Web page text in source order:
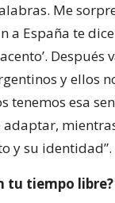
Me
a España te
Después
y ellos
tenemos esa
adaptar,
y su identidad”.
tu tiempo libre?